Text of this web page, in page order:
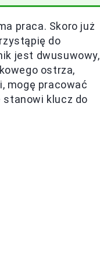
praca. Skoro już
do
jest dwusuwowy,
ostrza,
mogę pracować
stanowi klucz do